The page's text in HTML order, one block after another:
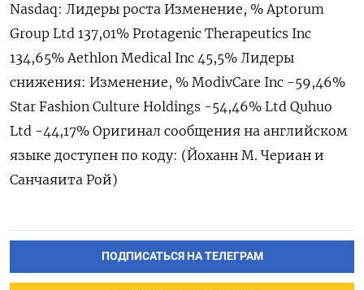
Nasdaq: Лидеры роста Изменение, % Aptorum
Group Ltd 137,01% Protagenic Therapeutics Inc
134,65% Aethlon Medical Inc 45,5% Лидеры
снижения: Изменение, % ModivCare Inc -59,46%
Star Fashion Culture Holdings -54,46% Ltd Quhuo
Ltd -44,17% Оригинал сообщения на английском
языке доступен по коду: (Йоханн М. Чериан и
Санчаяита Рой)
ПОДПИСАТЬСЯ НА ТЕЛЕГРАМ